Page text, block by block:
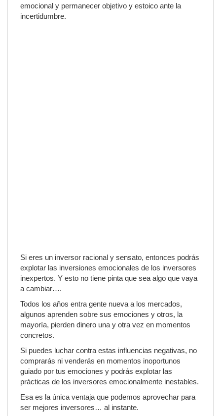
emocional y permanecer objetivo y estoico ante la
incertidumbre.
Si eres un inversor racional y sensato, entonces podrás
explotar las inversiones emocionales de los inversores
inexpertos. Y esto no tiene pinta que sea algo que vaya
a cambiar….
Todos los años entra gente nueva a los mercados,
algunos aprenden sobre sus emociones y otros, la
mayoría, pierden dinero una y otra vez en momentos
concretos.
Si puedes luchar contra estas influencias negativas, no
comprarás ni venderás en momentos inoportunos
guiado por tus emociones y podrás explotar las
prácticas de los inversores emocionalmente inestables.
Esa es la única ventaja que podemos aprovechar para
ser mejores inversores… al instante.